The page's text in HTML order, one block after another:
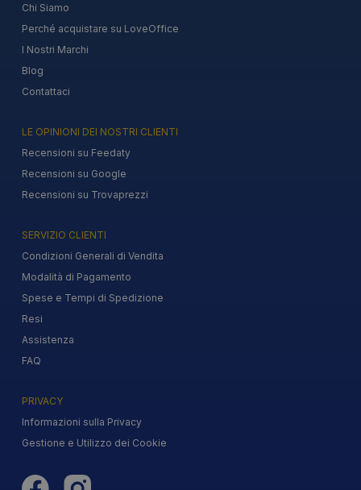
Chi Siamo
Perché acquistare su LoveOffice
I Nostri Marchi
Blog
Contattaci
LE OPINIONI DEI NOSTRI CLIENTI
Recensioni su Feedaty
Recensioni su Google
Recensioni su Trovaprezzi
SERVIZIO CLIENTI
Condizioni Generali di Vendita
Modalità di Pagamento
Spese e Tempi di Spedizione
Resi
Assistenza
FAQ
PRIVACY
Informazioni sulla Privacy
Gestione e Utilizzo dei Cookie